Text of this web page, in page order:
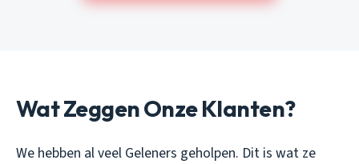
Wat Zeggen Onze Klanten?
We hebben al veel Geleners geholpen. Dit is wat ze